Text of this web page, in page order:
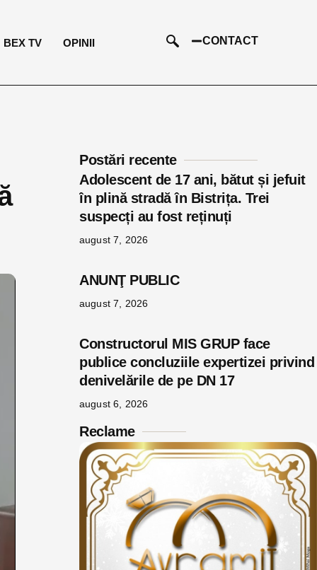
BEX TV OPINII CONTACT
Postări recente
Adolescent de 17 ani, bătut și jefuit
în plină stradă în Bistrița. Trei
suspecți au fost reținuți
august 7, 2026
ANUNŢ PUBLIC
august 7, 2026
Constructorul MIS GRUP face
publice concluziile expertizei privind
denivelările de pe DN 17
august 6, 2026
Reclame